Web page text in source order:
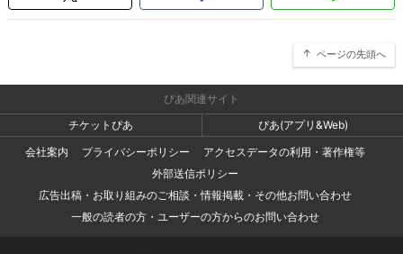
ページの先頭へ
ぴあ関連サイト
チケットぴあ
ぴあ(アプリ&Web)
会社案内
プライバシーポリシー
アクセスデータの利用・著作権等
外部送信ポリシー
広告出稿・お取り組みのご相談・情報掲載・その他お問い合わせ
一般の読者の方・ユーザーの方からのお問い合わせ